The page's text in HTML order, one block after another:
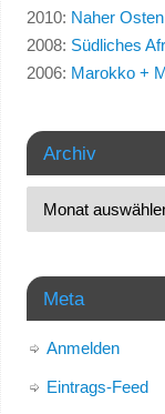
2010: Naher
2008: Südliches
2006: Marokko +
Archiv
Meta
Anmelden
Eintrags-Feed